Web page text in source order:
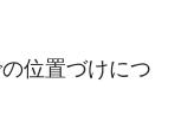
位置づけにつ